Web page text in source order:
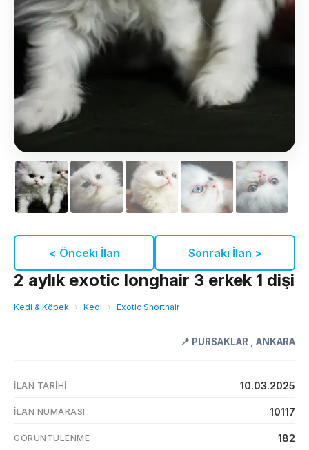
< Önceki İlan Sonraki İlan >
2 aylık exotic longhair 3 erkek 1 dişi
Kedi & Köpek › Kedi › Exotic Shorthair
📍 PURSAKLAR , ANKARA
İLAN TARIHI 10.03.2025
İLAN NUMARASI 10117
GÖRÜNTÜLENME 182